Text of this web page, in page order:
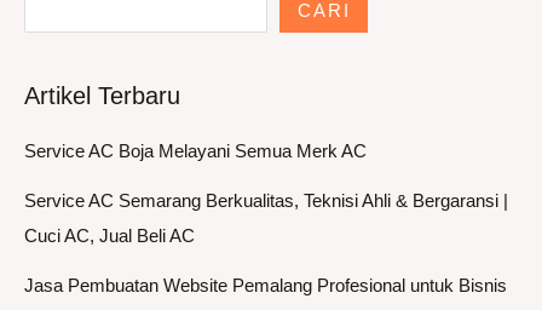
CARI
Artikel Terbaru
Service AC Boja Melayani Semua Merk AC
Service AC Semarang Berkualitas, Teknisi Ahli & Bergaransi |
Cuci AC, Jual Beli AC
Jasa Pembuatan Website Pemalang Profesional untuk Bisnis